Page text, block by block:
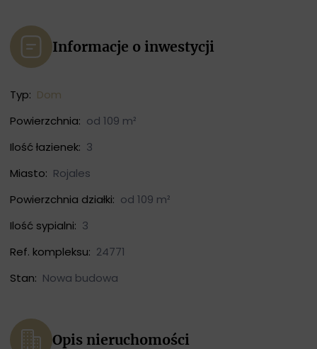
Informacje o inwestycji
Typ: Dom
Powierzchnia: od 109 m²
Ilość łazienek: 3
Miasto: Rojales
Powierzchnia działki: od 109 m²
Ilość sypialni: 3
Ref. kompleksu: 24771
Stan: Nowa budowa
Opis nieruchomości